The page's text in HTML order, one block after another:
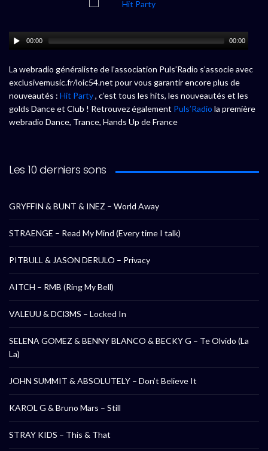
00:00 00:00
La webradio généraliste de l’association Puls’Radio s’associe avec
exclusivemusic.fr/loic54.net pour vous garantir encore plus de
nouveautés : Hit Party, c’est tous les hits, les nouveautés et les
golds Dance et Club ! Retrouvez également Puls’Radio la première
webradio Dance, Trance, Hands Up de France
Les 10 derniers sons
GRYFFIN & BUNT & INEZ – World Away
STRAENGE – Read My Mind (Every time I talk)
PITBULL & JASON DERULO – Privacy
AITCH – RMB (Ring My Bell)
VALEUU & DCl3MS – Locked In
SELENA GOMEZ & BENNY BLANCO & BECKY G – Te Olvido (La
La)
JOHN SUMMIT & ABSOLUTELY – Don’t Believe It
KAROL G & Bruno Mars – Still
STRAY KIDS – This & That